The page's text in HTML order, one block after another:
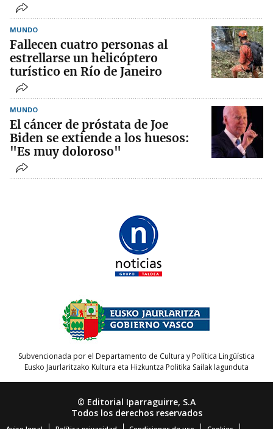
MUNDO
Fallecen cuatro personas al
estrellarse un helicóptero
turístico en Río de Janeiro
MUNDO
El cáncer de próstata de Joe
Biden se extiende a los huesos:
"Es muy doloroso"
Subvencionada por el Departamento de Cultura y Política Lingüística
Eusko Jaurlaritzako Kultura eta Hizkuntza Politika Sailak lagunduta
© Editorial Iparraguirre, S.A
Todos los derechos reservados